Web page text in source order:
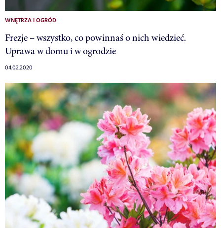
WNĘTRZA I OGRÓD
Frezje – wszystko, co powinnaś o nich wiedzieć.
Uprawa w domu i w ogrodzie
04.02.2020